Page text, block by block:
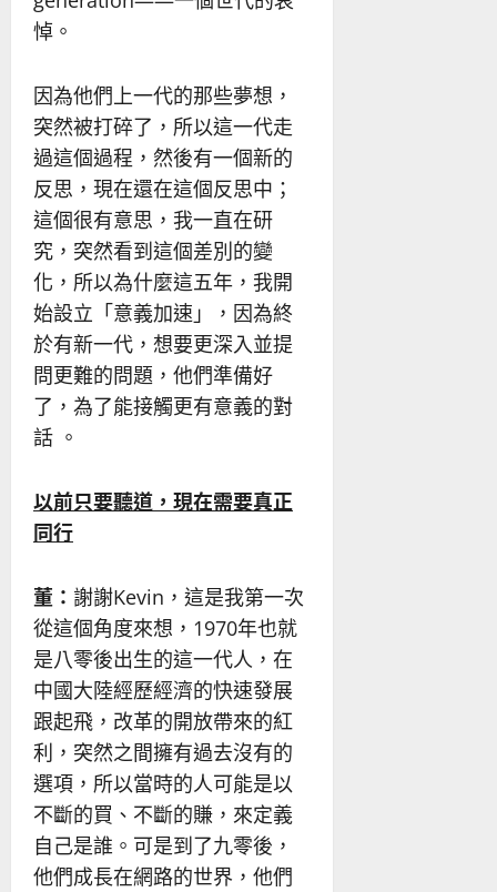
悼。
因為他們上一代的那些夢想，
突然被打碎了，所以這一代走
過這個過程，然後有一個新的
反思，現在還在這個反思中；
這個很有意思，我一直在研
究，突然看到這個差別的變
化，所以為什麼這五年，我開
始設立「意義加速」，因為終
於有新一代，想要更深入並提
問更難的問題，他們準備好
了，為了能接觸更有意義的對
話 。
以前只要聽道，現在需要真正
同行
董： 謝謝Kevin，這是我第一次
從這個角度來想，1970年也就
是八零後出生的這一代人，在
中國大陸經歷經濟的快速發展
跟起飛，改革的開放帶來的紅
利，突然之間擁有過去沒有的
選項，所以當時的人可能是以
不斷的買、不斷的賺，來定義
自己是誰。可是到了九零後，
他們成長在網路的世界，他們